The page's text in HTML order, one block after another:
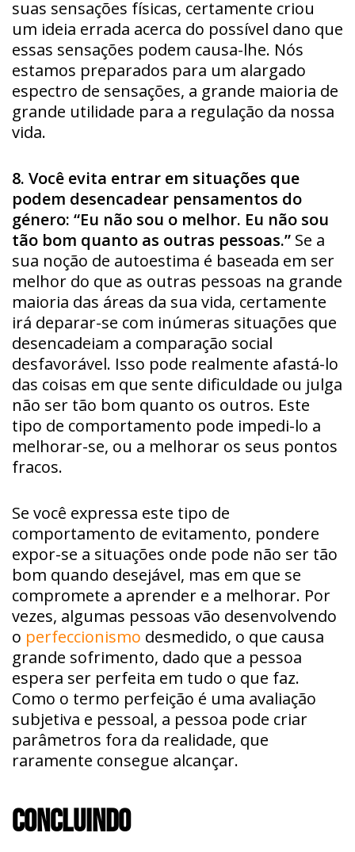
suas sensações físicas, certamente criou
um ideia errada acerca do possível dano que
essas sensações podem causa-lhe. Nós
estamos preparados para um alargado
espectro de sensações, a grande maioria de
grande utilidade para a regulação da nossa
vida.
8. Você evita entrar em situações que
podem desencadear pensamentos do
género: “Eu não sou o melhor. Eu não sou
tão bom quanto as outras pessoas.” Se a
sua noção de autoestima é baseada em ser
melhor do que as outras pessoas na grande
maioria das áreas da sua vida, certamente
irá deparar-se com inúmeras situações que
desencadeiam a comparação social
desfavorável. Isso pode realmente afastá-lo
das coisas em que sente dificuldade ou julga
não ser tão bom quanto os outros. Este
tipo de comportamento pode impedi-lo a
melhorar-se, ou a melhorar os seus pontos
fracos.
Se você expressa este tipo de
comportamento de evitamento, pondere
expor-se a situações onde pode não ser tão
bom quando desejável, mas em que se
compromete a aprender e a melhorar. Por
vezes, algumas pessoas vão desenvolvendo
o perfeccionismo desmedido, o que causa
grande sofrimento, dado que a pessoa
espera ser perfeita em tudo o que faz.
Como o termo perfeição é uma avaliação
subjetiva e pessoal, a pessoa pode criar
parâmetros fora da realidade, que
raramente consegue alcançar.
CONCLUINDO